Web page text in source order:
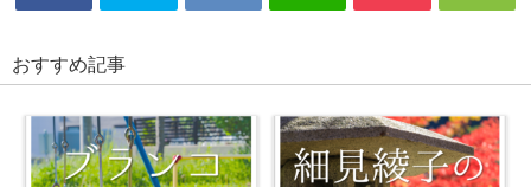
おすすめ記事